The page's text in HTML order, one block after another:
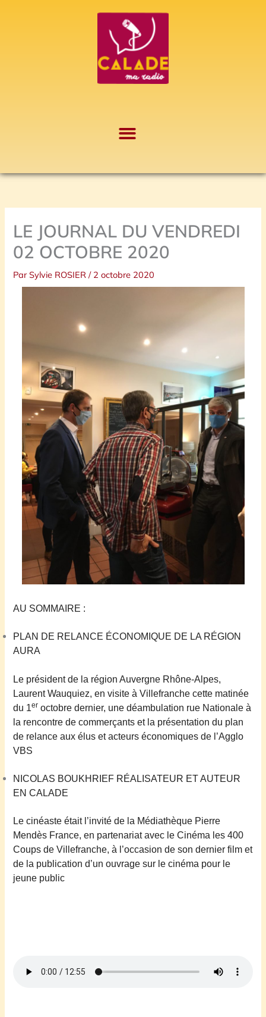
LE JOURNAL DU VENDREDI
02 OCTOBRE 2020
ParSylvie ROSIER/ 2 octobre 2020
AU SOMMAIRE :
PLAN DE RELANCE ÉCONOMIQUE DE LA RÉGION
AURA
Le président de la région Auvergne Rhône-Alpes,
Laurent Wauquiez, en visite à Villefranche cette matinée
du 1er octobre dernier, une déambulation rue Nationale à
la rencontre de commerçants et la présentation du plan
de relance aux élus et acteurs économiques de l’Agglo
VBS
NICOLAS BOUKHRIEF RÉALISATEUR ET AUTEUR
EN CALADE
Le cinéaste était l’invité de la Médiathèque Pierre
Mendès France, en partenariat avec le Cinéma les 400
Coups de Villefranche, à l’occasion de son dernier film et
de la pub ication d’unouvragesur le cinéma pour le
jeune public